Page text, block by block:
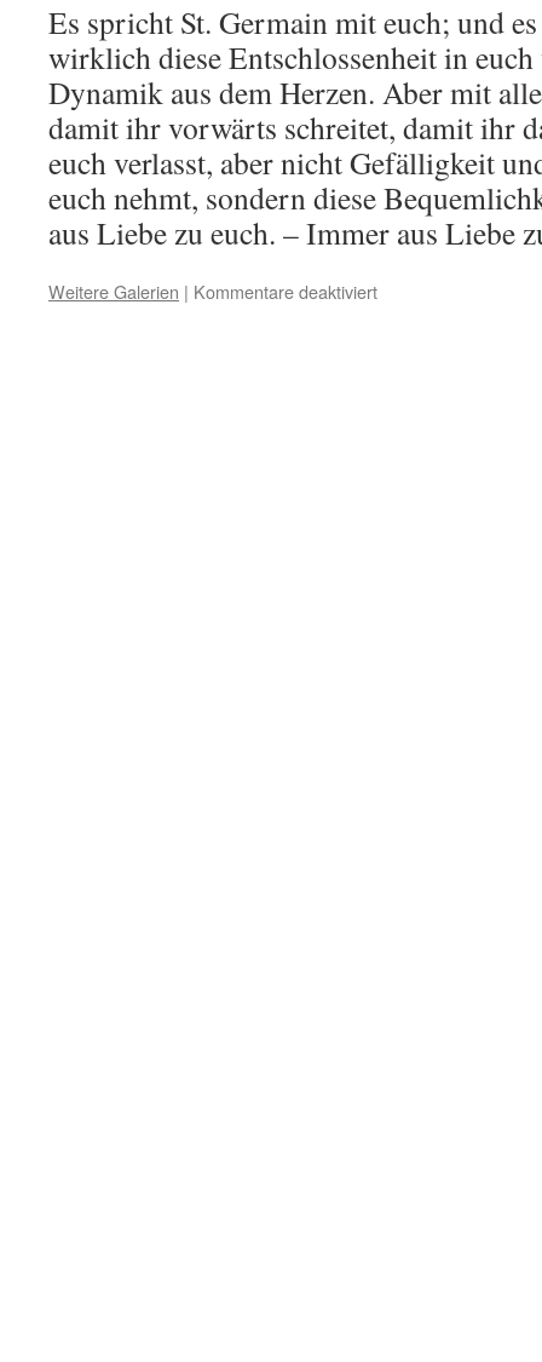
Menscheit“
Es spricht St. Germain mit euch; und
wirklich diese Entschlossenheit in
Dynamik aus dem Herzen. Aber mit
damit ihr vorwärts schreitet, damit ihr
euch verlasst, aber nicht Gefälligkeit
euch nehmt, sondern diese
aus Liebe zu euch. – Immer aus Liebe
Weitere Galerien | Kommentare deaktiviertfür